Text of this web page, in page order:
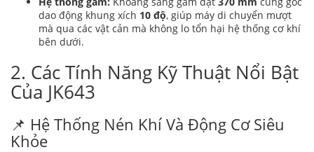
dao động khung xích 10 độ, giúp máy di chuyển mượt
mà qua các vật cản mà không lo tổn hại hệ thống cơ khí
bên dưới.
2. Các Tính Năng Kỹ Thuật Nổi Bật
Của JK643
📌 Hệ Thống Nén Khí Và Động Cơ Siêu
Khỏe